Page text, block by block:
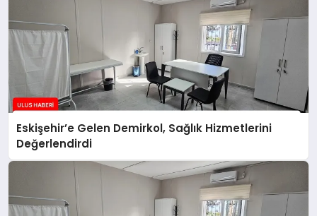
Eskişehir’e Gelen Demirkol, Sağlık Hizmetlerini
Değerlendirdi